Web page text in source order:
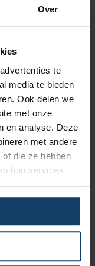
Over
te
media te bieden
Ook delen we
met onze
en analyse. Deze
met andere
die ze hebben
hun services.
bij pakket Top
risico
het verplicht eigen
eigen risico van
eigen risico, hoe